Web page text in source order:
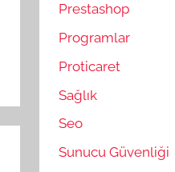
Prestashop
Programlar
Proticaret
Sağlık
Seo
Sunucu Güvenliği